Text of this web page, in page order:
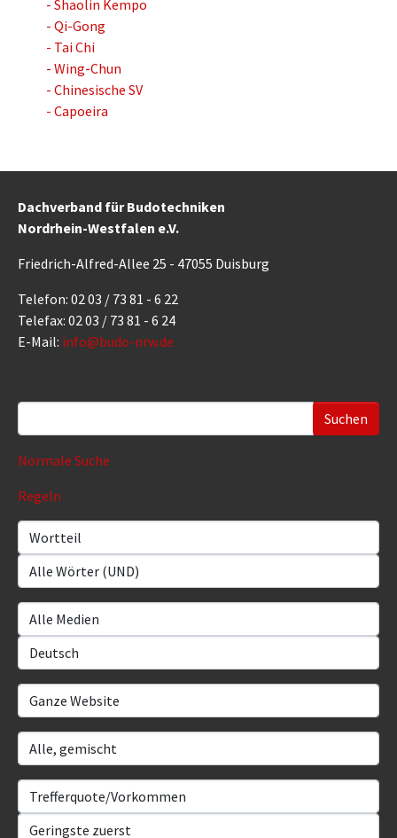
- Shaolin Kempo
- Qi-Gong
- Tai Chi
- Wing-Chun
- Chinesische SV
- Capoeira
Dachverband für Budotechniken
Nordrhein-Westfalen e.V.
Friedrich-Alfred-Allee 25 - 47055 Duisburg
Telefon: 02 03 / 73 81 - 6 22
Telefax: 02 03 / 73 81 - 6 24
E-Mail: info@budo-nrw.de
Normale Suche
Regeln